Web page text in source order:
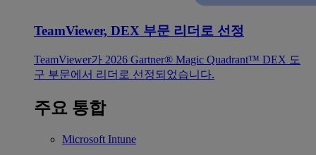
TeamViewer, DEX 부문 리더로 선정
TeamViewer가 2026 Gartner® Magic Quadrant™ DEX 도
구 부문에서 리더로 선정되었습니다.
주요 통합
Microsoft Intune